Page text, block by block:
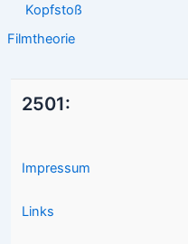
Kopfstoß
Filmtheorie
2501:
Impressum
Links